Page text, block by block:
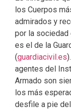
los Cuerpos
admirados y
por la sociedad
es el de la
(guardiacivil.es
agentes del
Armado son
los más
desfile a pie